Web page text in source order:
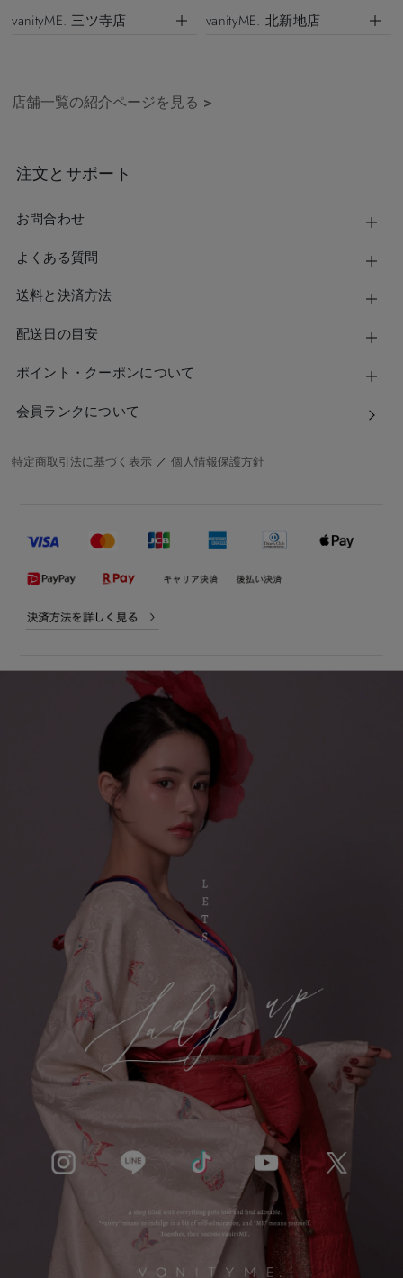
vanityME. 三ツ寺店 vanityME. 北新地店
店舗一覧の紹介ページを見る >
注文とサポート
お問合わせ
よくある質問
送料と決済方法
配送日の目安
ポイント・クーポンについて
会員ランクについて
特定商取引法に基づく表示 ／個人情報保護方針